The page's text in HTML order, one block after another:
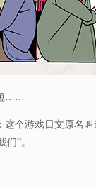
……
个游戏日文原名
”。